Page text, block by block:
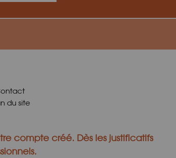
du site
compte créé. Dès les justificatifs